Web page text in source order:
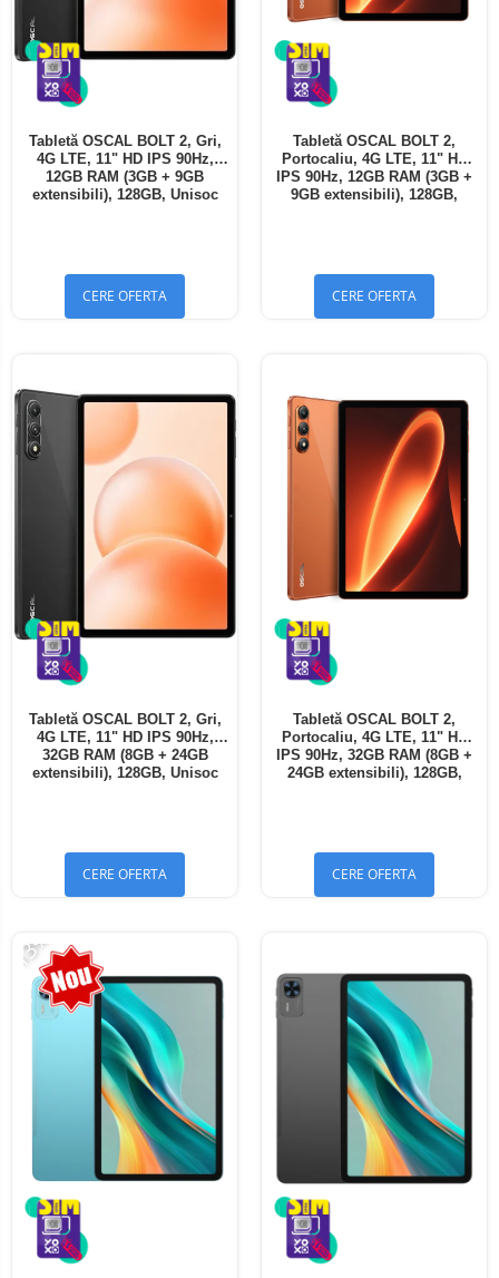
Tabletă OSCAL BOLT 2, Gri,
4G LTE, 11" HD IPS 90Hz,
12GB RAM (3GB + 9GB
extensibili), 128GB, Unisoc
CERE OFERTA
Tabletă OSCAL BOLT 2,
Portocaliu, 4G LTE, 11" HD
IPS 90Hz, 12GB RAM (3GB +
9GB extensibili), 128GB,
CERE OFERTA
Tabletă OSCAL BOLT 2, Gri,
4G LTE, 11" HD IPS 90Hz,
32GB RAM (8GB + 24GB
extensibili), 128GB, Unisoc
CERE OFERTA
Tabletă OSCAL BOLT 2,
Portocaliu, 4G LTE, 11" HD
IPS 90Hz, 32GB RAM (8GB +
24GB extensibili), 128GB,
CERE OFERTA
-13%